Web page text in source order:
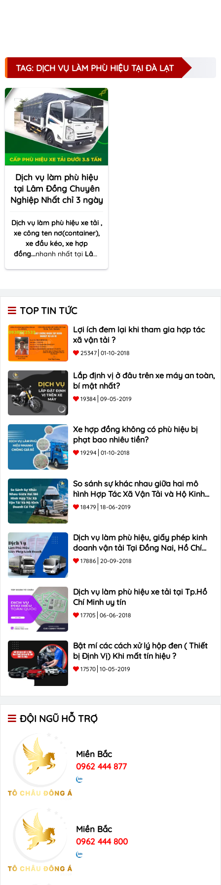
TAG: DỊCH VỤ LÀM PHÙ HIỆU TẠI ĐÀ LẠT
Dịch vụ làm phù hiệu
tại Lâm Đồng Chuyên
Nghiệp Nhất chỉ 3 ngày
Dịch vụ làm phù hiệu xe tải ,
xe công ten nơ(container),
xe đầu kéo, xe hợp
đồng...nhanh nhất tạiLâm
đáo, báo giá cạnh tranh.
TOP TIN TỨC
Lợi ích đem lại khi tham gia hợp tác
xã vận tải ?
25347 01-10-2018
Lắp định vị ở đâu trên xe máy an toàn,
bí mật nhất?
19384 09-05-2019
Xe hợp đồng không có phù hiệu bị
phạt bao nhiêu tiền?
19294 01-10-2018
So sánh sự khác nhau giữa hai mô
hình Hợp Tác Xã Vận Tải và Hộ Kinh
Doanh Cá Thể
18479 18-06-2019
Dịch vụ làm phù hiệu, giấy phép kinh
doanh vận tải Tại Đồng Nai, Hồ Chí
Minh
17886 20-09-2018
Dịch vụ làm phù hiệu xe tải tại Tp.Hồ
Chí Minh uy tín
17705 06-06-2018
Bật mí các cách xử lý hộp đen ( Thiết
bị Định Vị) Khi mất tín hiệu ?
17570 10-05-2019
ĐỘI NGŨ HỖ TRỢ
Miền Bắc
0962 444 877
Miền Bắc
0962 444 800